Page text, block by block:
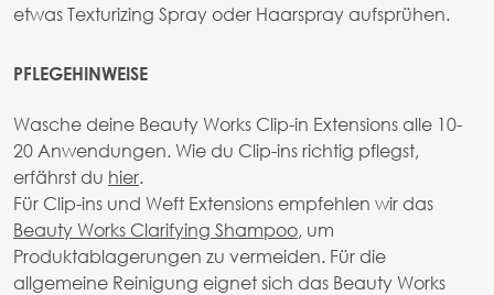
etwas Texturizing Spray oder Haarspray aufsprühen.
PFLEGEHINWEISE
Wasche deine Beauty Works Clip-in Extensions alle 10-
20 Anwendungen. Wie du Clip-ins richtig pflegst,
erfährst du hier.
Für Clip-ins und Weft Extensions empfehlen wir das
Beauty Works Clarifying Shampoo, um
Produktablagerungen zu vermeiden. Für die
allgemeine Reinigung eignet sich das Beauty Works